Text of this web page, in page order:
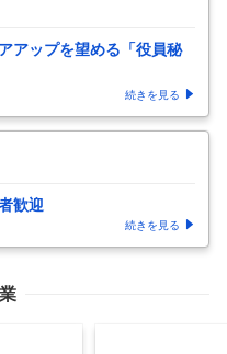
アップを望める「役員秘
続きを見る
歓迎
続きを見る